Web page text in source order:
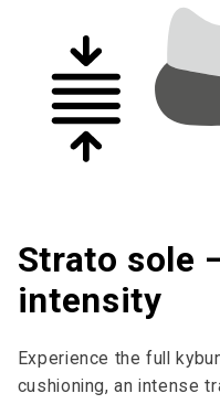
Strato sole
intensity
Experience the full
cushioning, an intense